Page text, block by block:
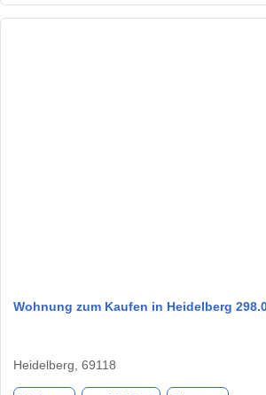
Wohnung zum Kaufen in Heidelberg
Heidelberg, 69118